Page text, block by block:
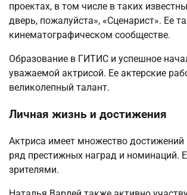
проектах, в том числе в таких
дверь, пожалуйста», «Сценарист». Ее
кинематографическом сообществе.
Образование в ГИТИС и успешное
уважаемой актрисой. Ее актерские
великолепный талант.
Личная жизнь и достижения
Актриса имеет множество
ряд престижных наград и номинаций.
зрителями.